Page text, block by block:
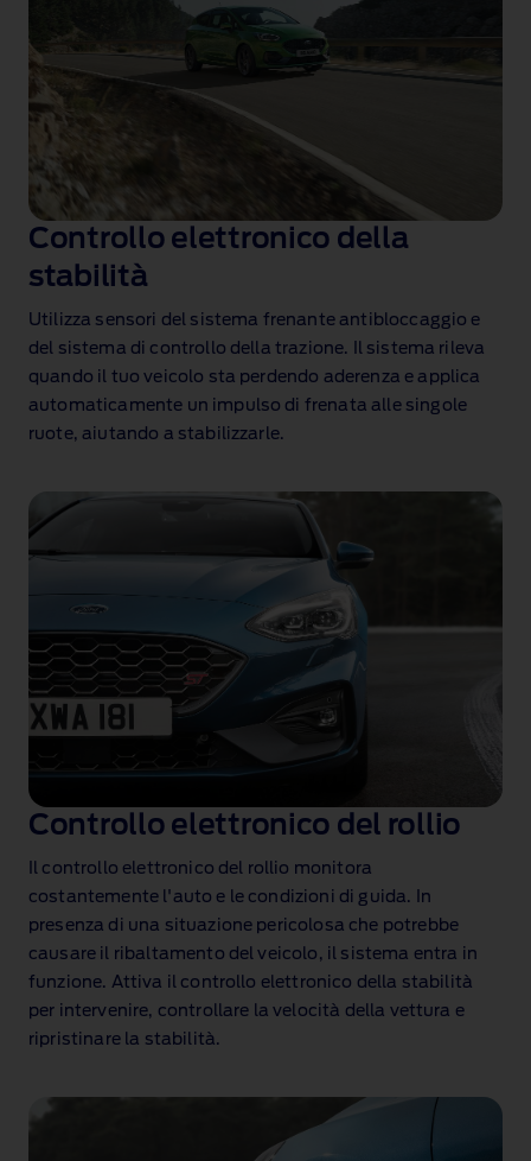
Controllo elettronico della
stabilità
Utilizza sensori del sistema frenante antibloccaggio e
del sistema di controllo della trazione. Il sistema rileva
quando il tuo veicolo sta perdendo aderenza e applica
automaticamente un impulso di frenata alle singole
ruote, aiutando a stabilizzarle.
Controllo elettronico del rollio
Il controllo elettronico del rollio monitora
costantemente l'auto e le condizioni di guida. In
presenza di una situazione pericolosa che potrebbe
causare il ribaltamento del veicolo, il sistema entra in
funzione. Attiva il controllo elettronico della stabilità
per intervenire, controllare la velocità della vettura e
ripristinare la stabilità.